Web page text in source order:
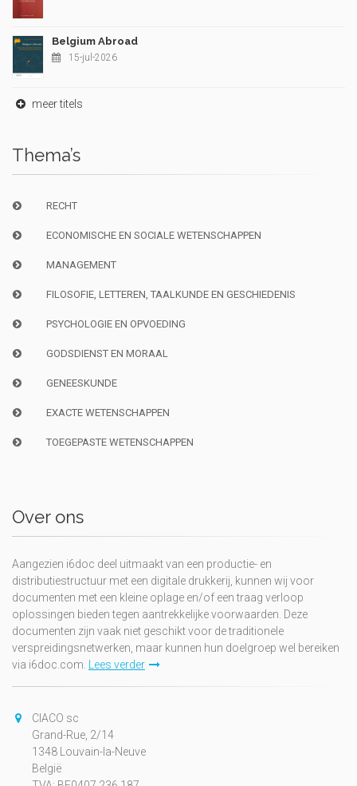
Belgium Abroad
15-jul-2026
meer titels
Thema’s
RECHT
ECONOMISCHE EN SOCIALE WETENSCHAPPEN
MANAGEMENT
FILOSOFIE, LETTEREN, TAALKUNDE EN GESCHIEDENIS
PSYCHOLOGIE EN OPVOEDING
GODSDIENST EN MORAAL
GENEESKUNDE
EXACTE WETENSCHAPPEN
TOEGEPASTE WETENSCHAPPEN
Over ons
Aangezien i6doc deel uitmaakt van een productie- en
distributiestructuur met een digitale drukkerij, kunnen wij voor
documenten met een kleine oplage en/of een traag verloop
oplossingen bieden tegen aantrekkelijke voorwaarden. Deze
documenten zijn vaak niet geschikt voor de traditionele
verspreidingsnetwerken, maar kunnen hun doelgroep wel bereiken
via i6doc.com.
Lees verder
CIACO sc
Grand-Rue, 2/14
1348 Louvain-la-Neuve
België